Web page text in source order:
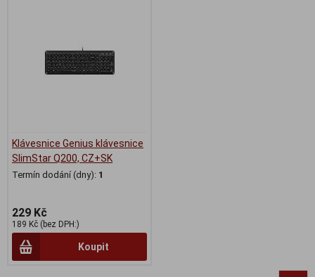
Klávesnice Genius klávesnice
SlimStar Q200, CZ+SK
Termín dodání (dny): 1
229 Kč
189 Kč (bez DPH:)
Koupit